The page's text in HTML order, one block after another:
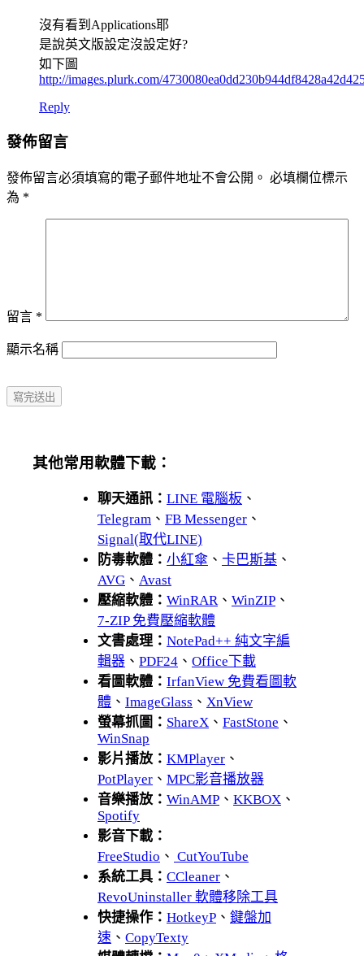
沒有看到Applications耶
是說英文版設定沒設定好?
如下圖
http://images.plurk.com/
Reply
發佈留言
發佈留言必須填寫的電子郵件地址不會公開。 必填欄位標示
為 *
留言 *
顯示名稱
其他常用軟體下載：
聊天通訊： LINE 電腦板 、
Telegram 、 FB Messenger 、
Signal(取代LINE)
防毒軟體： 小紅傘 、 卡巴斯基 、
AVG 、 Avast
壓縮軟體： WinRAR、 WinZIP 、
7-ZIP 免費壓縮軟體
文書處理： NotePad++ 純文字編
輯器 、 PDF24 、 Office下載
看圖軟體： IrfanView 免費看圖軟
體 、 ImageGlass 、 XnView
螢幕抓圖： ShareX 、 FastStone 、
WinSnap
影片播放： KMPlayer 、
PotPlayer 、 MPC影音播放器
音樂播放： WinAMP 、 KKBOX 、
Spotify
影音下載：
FreeStudio 、 CutYouTube
系統工具： CCleaner 、
RevoUninstaller 軟體移除工具
快捷操作： HotkeyP 、 鍵盤加
速 、 CopyTexty